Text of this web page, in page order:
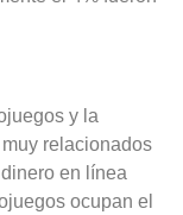
y la
relacionados
en línea
ocupan el